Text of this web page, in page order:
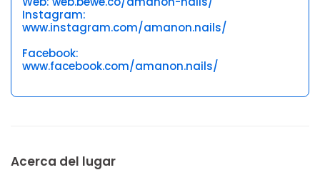
Instagram:
www.instagram.com/amanon.nails/
Facebook:
www.facebook.com/amanon.nails/
Acerca del lugar